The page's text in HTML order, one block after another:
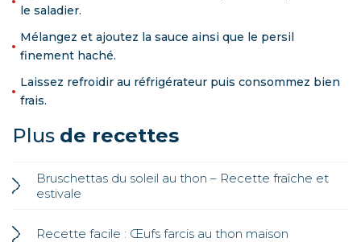
le saladier.
Mélangez et ajoutez la sauce ainsi que le persil
finement haché.
Laissez refroidir au réfrigérateur puis consommez bien
frais.
Plus de recettes
Bruschettas du soleil au thon – Recette fraîche et
estivale
Recette facile : Œufs farcis au thon maison